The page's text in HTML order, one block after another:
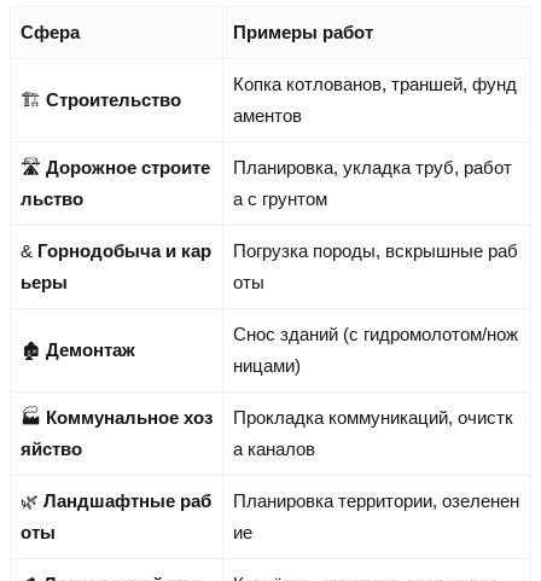
Сфера Примеры работ
🏗️ Строительство
Копка котлованов, траншей, фунд
аментов
🛣️ Дорожное строите
льство
Планировка, укладка труб, работ
а с грунтом
& Горнодобыча и кар
ьеры
Погрузка породы, вскрышные раб
оты
🏚️ Демонтаж
Снос зданий (с гидромолотом/нож
ницами)
🏭 Коммунальное хоз
яйство
Прокладка коммуникаций, очистк
а каналов
🌿 Ландшафтные раб
оты
Планировка территории, озеленен
ие